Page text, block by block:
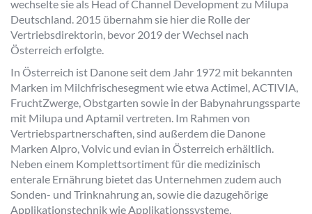
wechselte sie als Head of Channel Development zu Milupa
Deutschland. 2015 übernahm sie hier die Rolle der
Vertriebsdirektorin, bevor 2019 der Wechsel nach
Österreich erfolgte.
In Österreich ist Danone seit dem Jahr 1972 mit bekannten
Marken im Milchfrischesegment wie etwa Actimel, ACTIVIA,
FruchtZwerge, Obstgarten sowie in der Babynahrungssparte
mit Milupa und Aptamil vertreten. Im Rahmen von
Vertriebspartnerschaften, sind außerdem die Danone
Marken Alpro, Volvic und evian in Österreich erhältlich.
Neben einem Komplettsortiment für die medizinisch
enterale Ernährung bietet das Unternehmen zudem auch
Sonden- und Trinknahrung an, sowie die dazugehörige
Applikationstechnik wie Applikationssysteme,